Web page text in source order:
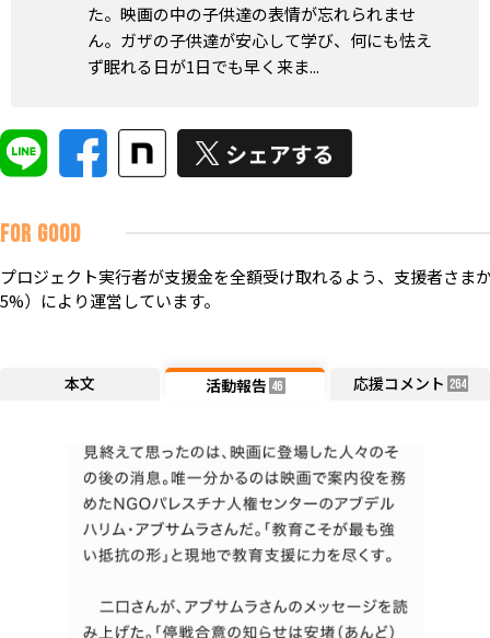
た。映画の中の子供達の表情が忘れられませ
ん。ガザの子供達が安心して学び、何にも怯え
ず眠れる日が1日でも早く来ま...
FOR GOOD
プロジェクト実行者が支援金を全額受け取れるよう、支援者さま
5%）により運営しています。
本文 活動報告 46 応援コメント 264